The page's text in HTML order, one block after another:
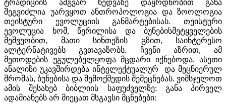
ტრადიციის ამგვარ ხედვაზე დაყრდნობით განა
შეგვიძლია უარვყოთ ანთროპოლოგია და ზოოლოგია
თეისტური ევოლუციის განმარტებისას. თეისტური
ევოლუცია ხომ, წერილისა და ბუნებისმეტყველების
მეშვეობით, მათი სინთეზის გზით, საინტერესო
ალტერნატივებს გვთავაზობს. ჩვენი აზრით, ამ
მეთოდების უგულებელყოფა მცდარი იქნებოდა. ასეთი
ანალიზი უკავშირდება ინტელექტუალურ და მეცნიერულ
შრომას, ბუნებისა და შემოქმედის შემეცნებას. ვიმსჯელოთ
ამის შესახებ ბიბლიის საფუძველზე: განა პირველ
ადამიანებს არ მიეცათ მსგავსი მცნებები: